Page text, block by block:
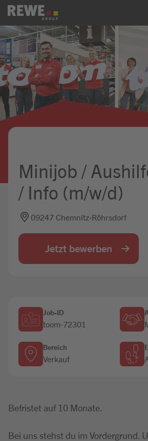
Zum Inhalt springen
Startseite
REWE Group als
Ausbildung &
Praktikum &
Mein
Minijob /
/ Info (m/w/d)
09247 Chemnitz-Röhrsdorf
Jetzt bewerben
Job-ID
toom-72301
Bereich
Verkauf
Befristet auf 10 Monate.
Bei uns stehst du im Vordergrund.